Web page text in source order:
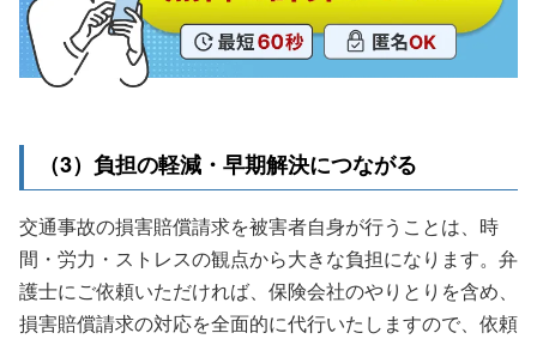
（3）負担の軽減・早期解決につながる
交通事故の損害賠償請求を被害者自身が行うことは、時
間・労力・ストレスの観点から大きな負担になります。弁
護士にご依頼いただければ、保険会社のやりとりを含め、
損害賠償請求の対応を全面的に代行いたしますので、依頼